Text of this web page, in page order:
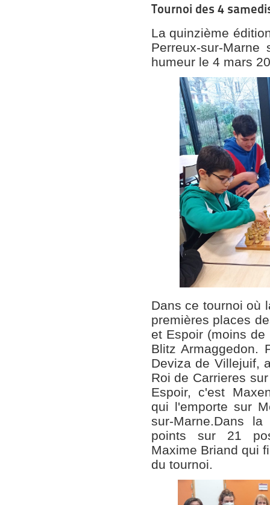
Tournoi des 4
La quinzième
Perreux-sur-
humeur le 4 mars
Dans ce tournoi où
premières places
et Espoir (moins
Blitz Armaggedon.
Deviza de Villejuif,
Roi de Carrieres
Espoir, c'est
qui l'emporte sur
sur-Marne.Dans
points sur 21
Maxime Briand qui
du tournoi.